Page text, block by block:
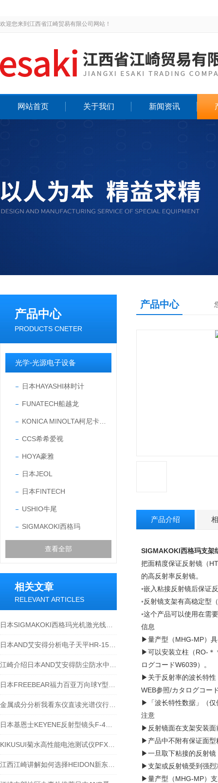
欢迎您来到江西省江崎贸易有限公司网站！
网站首页 关于我们 新闻资讯
产品中心
PRODUCTS CNETER
光学-光源电子设备
日本HAYASHI林时计
FUNATECH船越龙
CCS希希爱视
HOYA豪雅
日本JEOL
日本FINTECH
USHIO牛尾
SIGMAKOKI西格玛
查看全部
相关文章
RELEVANT ARTICLES
产品中心
产品介绍
SIGMAKOKI西格玛支架
把面精度保证反射镜（
的高反射率反射镜。
◦嵌入粘接反射镜后保证
◦反射镜支架有高稳定型
◦这个产品可以使用在需
信息
▶量产型（MHG-MP）
▶可以安装立柱（RO-＊
ログコードW6039）。
▶关于反射率的波长特性
WEB参照/カタログコー
▶「波长特性数据」（仅
注意
▶反射镜面在支架安装面
▶产品中不附有保证面型
▶一旦取下粘接的反射镜
▶支架或反射镜受到强烈
▶量产型（MHG-MP）